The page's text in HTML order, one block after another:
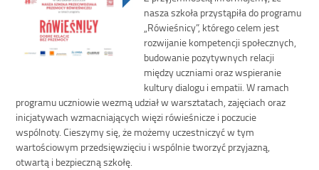
nasza szkoła przystąpiła do programu
„Rówieśnicy”, którego celem jest
rozwijanie kompetencji społecznych,
budowanie pozytywnych relacji
między uczniami oraz wspieranie
kultury dialogu i empatii. W ramach
programu uczniowie wezmą udział w warsztatach, zajęciach oraz
inicjatywach wzmacniających więzi rówieśnicze i poczucie
wspólnoty. Cieszymy się, że możemy uczestniczyć w tym
wartościowym przedsięwzięciu i wspólnie tworzyć przyjazną,
otwartą i bezpieczną szkołę.